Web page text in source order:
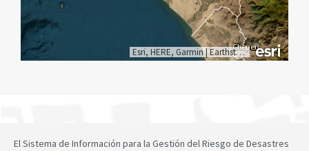
Esri, HERE, Garmin|Earthstar Geographics
El Sistema de Información para la Gestión del Riesgo de Desastres